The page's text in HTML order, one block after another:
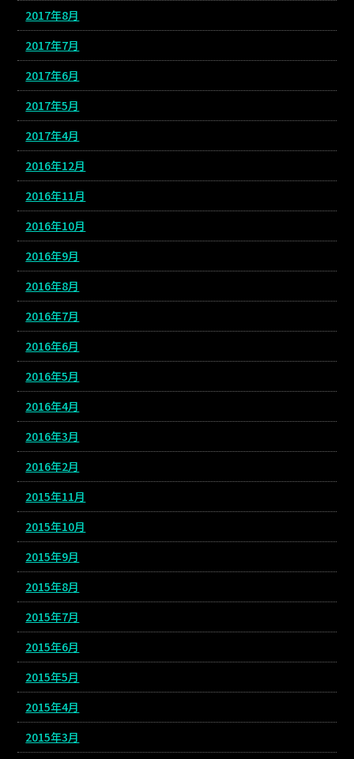
2017年8月
2017年7月
2017年6月
2017年5月
2017年4月
2016年12月
2016年11月
2016年10月
2016年9月
2016年8月
2016年7月
2016年6月
2016年5月
2016年4月
2016年3月
2016年2月
2015年11月
2015年10月
2015年9月
2015年8月
2015年7月
2015年6月
2015年5月
2015年4月
2015年3月